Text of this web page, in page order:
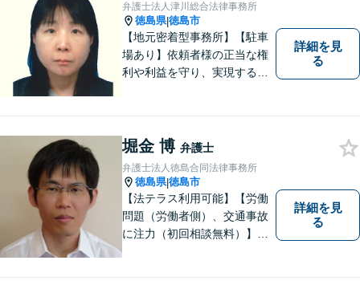
弁護士法人津川総合法律事務所
徳島県|徳島市
【地元密着型事務所】【駐車
場あり】依頼者様の正当な権
利や利益を守り、実現するた
ります。個人・法人問わずあ
らゆる問題に対応可能！
詳細を見
る
堀金 博 弁護士
弁護士法人徳島合同法律事務所
徳島県|徳島市
【法テラス利用可能】【労働
問題（労働者側）、交通事故
に注力（初回相談無料）】市
詳細を見
る